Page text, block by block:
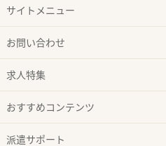
サイトメニュー
お問い合わせ
求人特集
おすすめコンテンツ
派遣サポート